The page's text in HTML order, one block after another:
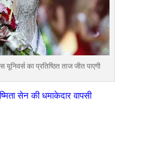
का प्रतिष्ठित ताज जीत पाएगी
सेन की धमाकेदार वापसी